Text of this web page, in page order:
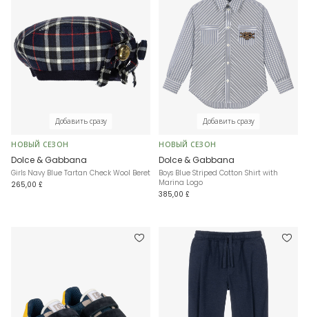
Добавить сразу
НОВЫЙ СЕЗОН
Dolce & Gabbana
Girls Navy Blue Tartan Check Wool Beret
265,00 £
Добавить сразу
НОВЫЙ СЕЗОН
Dolce & Gabbana
Boys Blue Striped Cotton Shirt with
Marina Logo
385,00 £